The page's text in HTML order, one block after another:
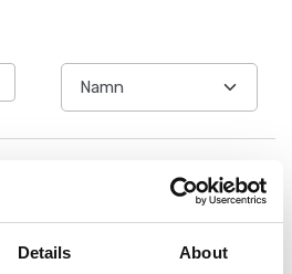
Details About